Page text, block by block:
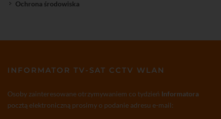
Ochrona środowiska
INFORMATOR TV-SAT CCTV WLAN
Osoby zainteresowane otrzymywaniem co tydzień Informatora
pocztą elektroniczną prosimy o podanie adresu e-mail: